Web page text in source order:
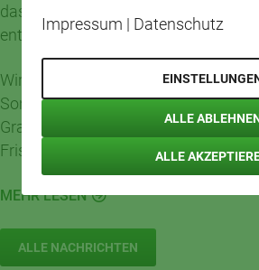
dass Menschen ihre Stärken
entwickeln und Teil eines
Wir sagen Danke an Daniel Surey für
Song und an das gesamte Team
Grafenwald für 20 Jahre Einsatz,
Frische vor Ort.
MEHR LESEN
ALLE NACHRICHTEN
Impressum | Datenschutz
ALLE
ALLE